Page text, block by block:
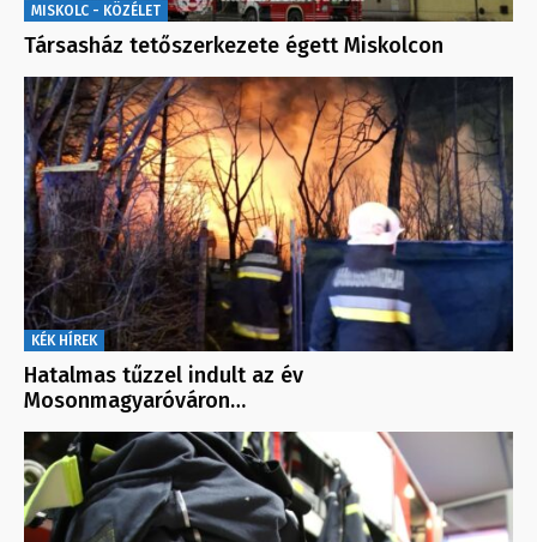
MISKOLC - KÖZÉLET
Társasház tetőszerkezete égett Miskolcon
KÉK HÍREK
Hatalmas tűzzel indult az év
Mosonmagyaróváron…